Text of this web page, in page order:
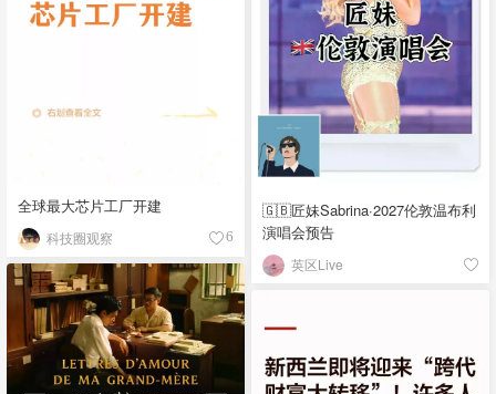
全球最大芯片工厂开建
科技圈观察 6
🇬🇧匠妹Sabrina·2027伦敦温布利
演唱会预告
英区Live